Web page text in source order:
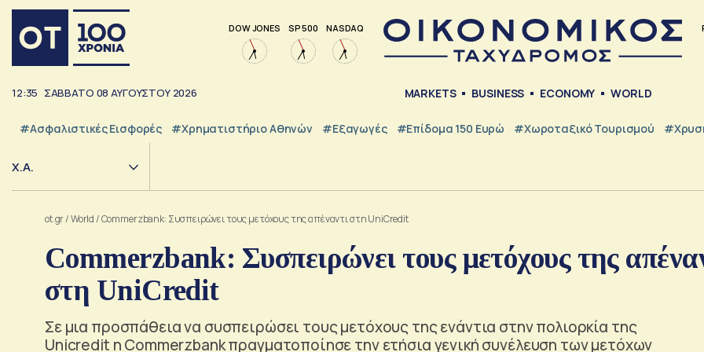
DOW JONES SP 500 NASDAQ
12:35 ΣΑΒΒΑΤΟ 08 ΑΥΓΟΥΣΤΟΥ 2026 MARKETS BUSINESS ECONOMY WORLD
#Ασφαλιστικές Εισφορές #Χρηματιστήριο Αθηνών #εξαγωγές #Επίδομα 150 Ευρώ #Χωροταξικό Τουρισμού
Χ.Α.
ot.gr/World /Commerzbank: Συσπειρώνει τους μετόχους της απέναντι στη UniCredit
Commerzbank: Συσπειρώνει τους μετόχους της
στη UniCredit
Σε μια προσπάθεια να συσπειρώσει τους μετόχους της ενάντια στην πολιορκία της
Unicredit η Commerzbank πραγματοποίησε την ετήσια γενική συνέλευση των μετόχων